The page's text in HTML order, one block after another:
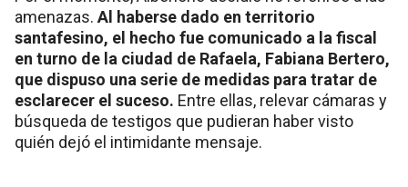
amenazas. Al haberse dado en territorio
santafesino, el hecho fue comunicado a la fiscal
en turno de la ciudad de Rafaela, Fabiana Bertero,
que dispuso una serie de medidas para tratar de
esclarecer el suceso. Entre ellas, relevar cámaras y
búsqueda de testigos que pudieran haber visto
quién dejó el intimidante mensaje.